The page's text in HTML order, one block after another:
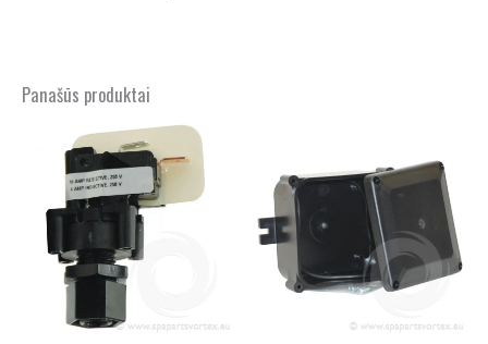
Panašūs produktai